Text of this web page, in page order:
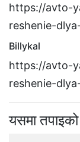
https://avto-
reshenie-
Billykal
https://avto-
reshenie-
यसमा